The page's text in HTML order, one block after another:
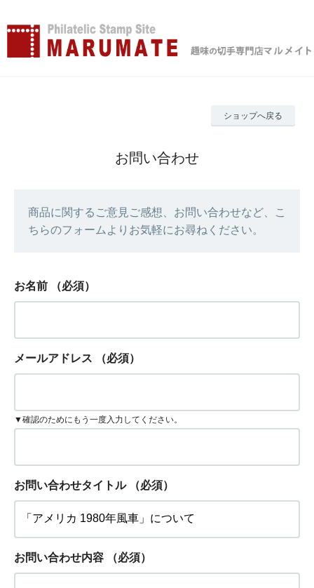
ショップへ戻る
お問い合わせ
商品に関するご意見ご感想、お問い合わせなど、こ
ちらのフォームよりお気軽にお尋ねください。
お名前 （必須）
メールアドレス （必須）
▼確認のためにもう一度入力してください。
お問い合わせタイトル （必須）
お問い合わせ内容 （必須）